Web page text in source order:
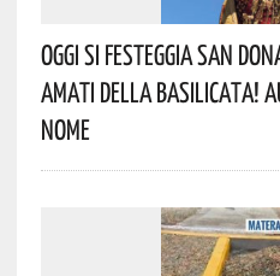
Oggi Si Festeggia San
Amati Della Basilicata!
Nome